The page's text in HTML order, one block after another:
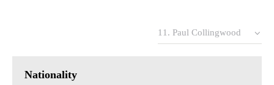
Nationality